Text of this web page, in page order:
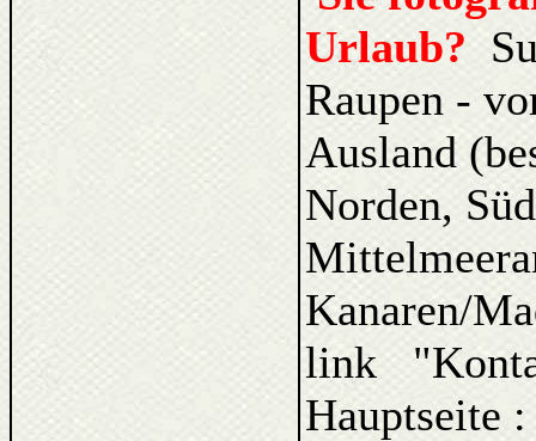
Urlaub?
Raupen -
Ausland
Norden,
Kanaren/
link
Hauptseite :